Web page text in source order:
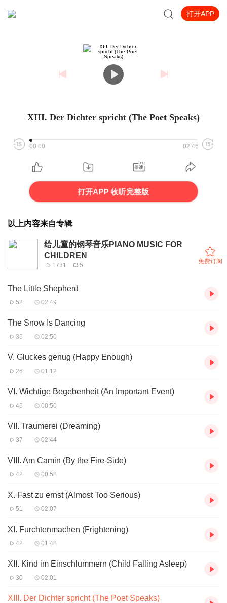
打开APP
XIII. Der Dichter spricht (The Poet Speaks)
00:00 02:46
打开APP 收听完整版
以上内容来自专辑
给儿童的钢琴音乐PIANO MUSIC FOR
CHILDREN
1731 5
免费订阅
The Little Shepherd
52 02:49
The Snow Is Dancing
36 02:50
V. Gluckes genug (Happy Enough)
26 01:12
VI. Wichtige Begebenheit (An Important Event)
46 00:50
VII. Traumerei (Dreaming)
37 02:44
VIII. Am Camin (By the Fire-Side)
42 00:58
X. Fast zu ernst (Almost Too Serious)
51 02:07
XI. Furchtenmachen (Frightening)
42 01:48
XII. Kind im Einschlummern (Child Falling Asleep)
30 02:01
XIII. Der Dichter spricht (The Poet Speaks)